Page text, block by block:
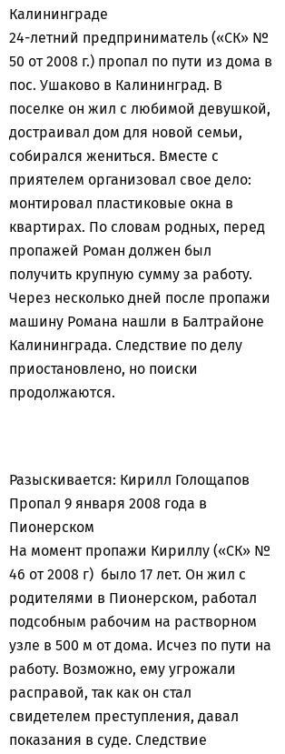
Калининграде
24-летний предприниматель («СК» №
50 от 2008 г.) пропал по пути из дома в
пос. Ушаково в Калининград. В
поселке он жил с любимой девушкой,
достраивал дом для новой семьи,
собирался жениться. Вместе с
приятелем организовал свое дело:
монтировал пластиковые окна в
квартирах. По словам родных, перед
пропажей Роман должен был
получить крупную сумму за работу.
Через несколько дней после пропажи
машину Романа нашли в Балтрайоне
Калининграда. Следствие по делу
приостановлено, но поиски
продолжаются.
Разыскивается: Кирилл Голощапов
Пропал 9 января 2008 года в
Пионерском
На момент пропажи Кириллу («СК» №
46 от 2008 г) было 17 лет. Он жил с
родителями в Пионерском, работал
подсобным рабочим на растворном
узле в 500 м от дома. Исчез по пути на
работу. Возможно, ему угрожали
расправой, так как он стал
свидетелем преступления, давал
показания в суде. Следствие